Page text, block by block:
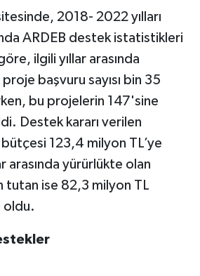
2018- 2022 yılları
ARDEB destek istatistikleri
ilgili yıllar arasında
başvuru sayısı bin 35
bu projelerin 147'sine
Destek kararı verilen
123,4 milyon TL’ye
arasında yürürlükte olan
tutan ise 82,3 milyon TL
oldu.